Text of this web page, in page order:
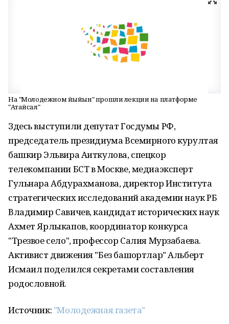
На "Молодежном йыйын" прошли лекции на платформе
"Атайсал"
Здесь выступили депутат Госдумы РФ,
председатель президиума Всемирного курултая
башкир Эльвира Аиткулова, спецкор
телекомпании БСТ в Москве, медиаэксперт
Гульнара Абдурахманова, директор Института
стратегических исследований академии наук РБ
Владимир Савичев, кандидат исторических наук
Ахмет Ярлыкапов, координатор конкурса
"Трезвое село", профессор Салия Мурзабаева.
Активист движения "Без башҡортлар" Альберт
Исмаил поделился секретами составления
родословной.
Источник: "Молодежная газета"